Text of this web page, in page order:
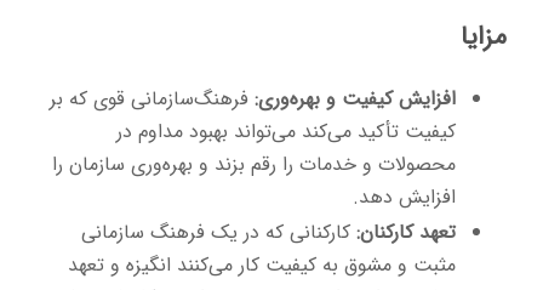
مزایا
افزایش کیفیت و بهره‌وری: فرهنگ‌سازمانی قوی که بر
کیفیت تأکید می‌کند می‌تواند بهبود مداوم در
محصولات و خدمات را رقم بزند و بهره‌وری سازمان را
افزایش دهد.
تعهد کارکنان: کارکنانی که در یک فرهنگ سازمانی
مثبت و مشوق به کیفیت کار می‌کنند انگیزه و تعهد